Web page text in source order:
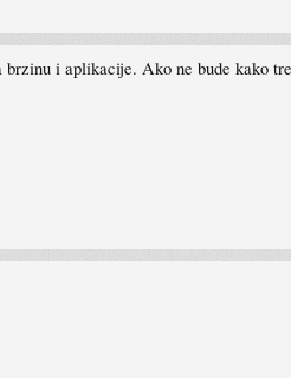
i aplikacije. Ako ne bude kako